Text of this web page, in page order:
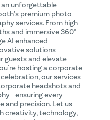
an unforgettable
premium photo
services. From high
and immersive 360°
AI enhanced
solutions
guests and elevate
hosting a corporate
our services
headshots and
every
and precision. Let us
creativity, technology,